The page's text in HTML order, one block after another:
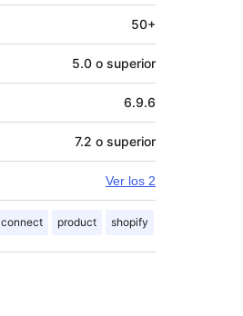
50+
5.0 o superior
6.9.6
7.2 o superior
Ver los 2
connect product shopify